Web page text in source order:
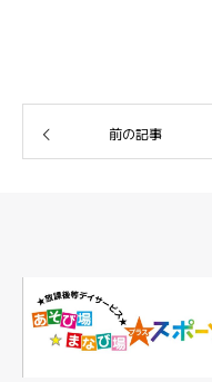
前の記事